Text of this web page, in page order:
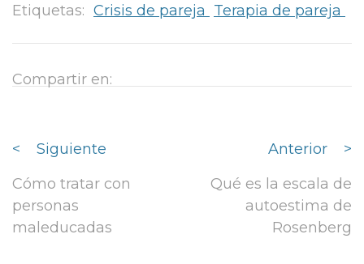
Etiquetas: Crisis de pareja Terapia de pareja
Compartir en:
<
Siguiente
Cómo tratar con
personas
maleducadas
Anterior
>
Qué es la escala de
autoestima de
Rosenberg